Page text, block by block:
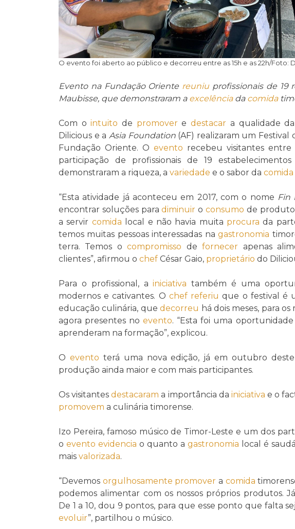
O evento foi aberto ao público e decorreu entre as 15h e as 22h/Foto:
Evento na Fundação Oriente reuniu profissionais de 19
Maubisse, que demonstraram a excelênciada comida
Com ointuito de promoveredestacar a qualidade da
Dilicious e a Asia Foundation(AF) realizaram um Festival
Fundação Oriente. O evento recebeu visitantes
participação de profissionais de 19
demonstraram a riqueza, a variedade e o sabor da comida
“Esta atividade já aconteceu em 2017, com o nome Fin
encontrar soluções paradiminuir oconsumo de
a servir comida local e não havia muita procura da
temos muitas pessoas interessadas nagastronomia
terra. Temos ocompromisso defornecer apenas
clientes”, afirmou o chef César Gaio, proprietário do
Para o profissional, ainiciativa também é uma
modernos e cativantes. O chef referiu que o festival é
educação culinária, quedecorreu há dois meses, para
agora presentes noevento. “Esta foi uma oportunidade
aprenderam na formação”, explicou.
O evento terá uma nova edição, já em outubro
produção ainda maior e com mais participantes.
Os visitantesdestacaram a importância da iniciativa e o
promovem a culinária timorense.
Izo Pereira, famoso músico de Timor-Leste e um dos
o evento evidencia o quanto a gastronomia local é
mais valorizada.
“Devemos orgulhosamente promover a comida
podemos alimentar com os nossos próprios produtos.
De 1 a 10, dou 9 pontos, para que esse ponto que falta
evoluir”, partilhou o músico.